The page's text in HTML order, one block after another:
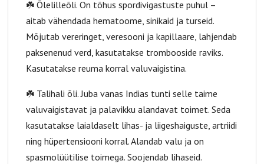
☘️ Õlelilleõli. On tõhus spordivigastuste puhul –
aitab vähendada hematoome, sinikaid ja turseid.
Mõjutab vereringet, veresooni ja kapillaare, lahjendab
paksenenud verd, kasutatakse trombooside raviks.
Kasutatakse reuma korral valuvaigistina.
☘️ Talihali õli. Juba vanas Indias tunti selle taime
valuvaigistavat ja palavikku alandavat toimet. Seda
kasutatakse laialdaselt lihas- ja liigeshaiguste, artriidi
ning hüpertensiooni korral. Alandab valu ja on
spasmolüütilise toimega. Soojendab lihaseid.